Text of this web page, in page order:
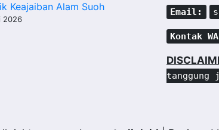
Keajaiban Alam Suoh
2026
Email:
Kontak WA
tanggung